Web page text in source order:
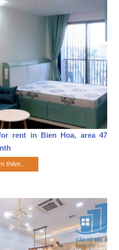
rent in Bien Hoa, area 47
thêm...